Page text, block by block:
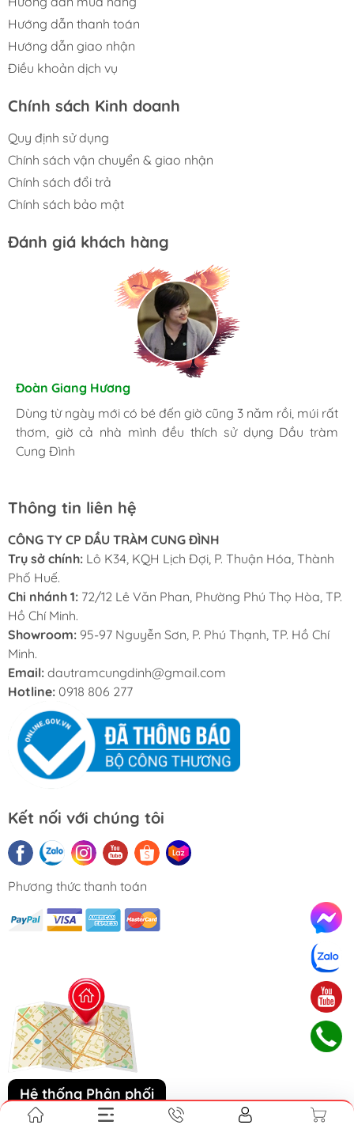
Hướng dẫn thanh toán
Hướng dẫn giao nhận
Điều khoản dịch vụ
Chính sách Kinh doanh
Quy định sử dụng
Chính sách vận chuyển & giao nhận
Chính sách đổi trả
Chính sách bảo mật
Đánh giá khách hàng
Hương Suri
Đã mua nhiều lần, giờ trong nhà lúc nào cũng phải có
chai Dầu tràm Cung Đình, bị cái gì cũng có thể sử dụng
được.
Đoàn Giang Hương
Dùng từ ngày mới có bé đến giờ cũng 3 năm rồi, múi rất
thơm, giờ cả nhà mình đều thích sử dụng Dầu tràm
Cung Đình
Nhã An
Là một người khá kỹ tính, tôi luôn luôn lựa chọn những
sản phẩm tốt nhất. Và đây là nơi tôi đặt trọng niềm tin.
Thông tin liên hệ
CÔNG TY CP DẦU TRÀM CUNG ĐÌNH
Trụ sở chính: Lô K34, KQH Lịch Đợi, P. Thuận Hóa, Thành
Phố Huế.
Chi nhánh 1: 72/12 Lê Văn Phan, Phường Phú Thọ Hòa, TP.
Hồ Chí Minh.
Showroom: 95-97 Nguyễn Sơn, P. Phú Thạnh, TP. Hồ Chí
Minh.
Email: dautramcungdinh@gmail.com
Hotline: 0918 806 277
Kết nối với chúng tôi
Phương thức thanh toán
Hệ thống Phân phối